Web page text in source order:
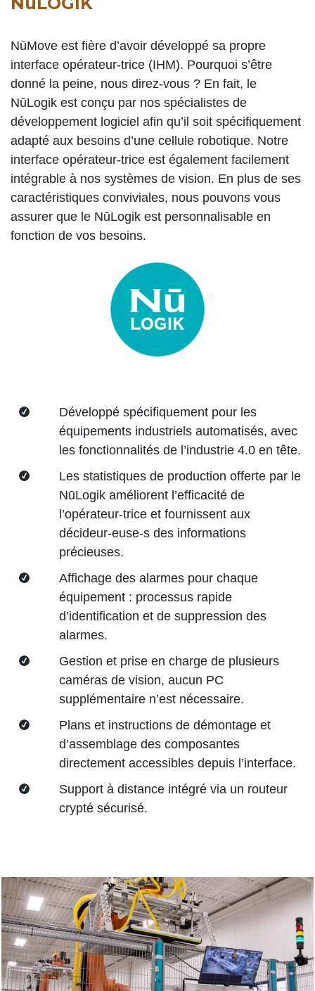
NūMove est fière d’avoir développé sa propre
interface opérateur-trice (IHM). Pourquoi s’être
donné la peine, nous direz-vous ? En fait, le
NūLogik est conçu par nos spécialistes de
développement logiciel afin qu’il soit spécifiquement
adapté aux besoins d’une cellule robotique. Notre
interface opérateur-trice est également facilement
intégrable à nos systèmes de vision. En plus de ses
caractéristiques conviviales, nous pouvons vous
assurer que le NūLogik est personnalisable en
fonction de vos besoins.
Développé spécifiquement pour les
équipements industriels automatisés, avec
les fonctionnalités de l’industrie 4.0 en tête.
Les statistiques de production offerte par le
NūLogik améliorent l’efficacité de
l’opérateur-trice et fournissent aux
décideur-euse-s des informations
précieuses.
Affichage des alarmes pour chaque
équipement : processus rapide
d’identification et de suppression des
alarmes.
Gestion et prise en charge de plusieurs
caméras de vision, aucun PC
supplémentaire n’est nécessaire.
Plans et instructions de démontage et
d’assemblage des composantes
directement accessibles depuis l’interface.
Support à distance intégré via un routeur
crypté sécurisé.